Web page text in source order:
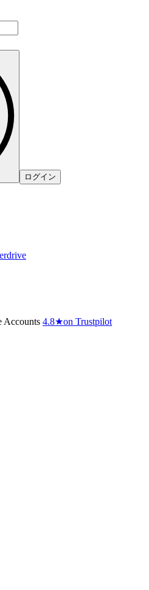
ログイン
Accounts 4.8★on Trustpilot